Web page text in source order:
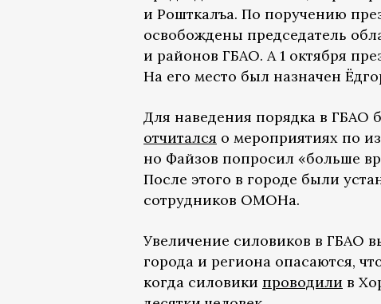
и Рошткалъа. По поручению
освобождены председатель
и районов ГБАО. А 1 октября
На его место был назначен
Для наведения порядка в ГБАО
отчитался о мероприятиях по
но Файзов попросил «больше
После этого в городе были
сотрудников ОМОНа.
Увеличение силовиков в ГБАО
города и региона опасаются,
когда силовики проводили в